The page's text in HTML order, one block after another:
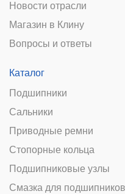
Новости отрасли
Магазин в Клину
Вопросы и ответы
Каталог
Подшипники
Сальники
Приводные ремни
Стопорные кольца
Подшипниковые узлы
Смазка для подшипников